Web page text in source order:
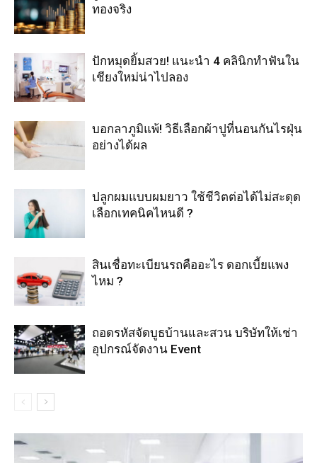
ทองจริง
ปักหมุดยิ้มสวย! แนะนำ 4 คลินิกทำฟันใน
เชียงใหม่น่าไปลอง
บอกลาภูมิแพ้! วิธีเลือกผ้าปูที่นอนกันไรฝุ่น
อย่างได้ผล
ปลูกผมแบบผมยาว ใช้ชีวิตต่อได้ไม่สะดุด
เลือกเทคนิคไหนดี ?
สินเชื่อทะเบียนรถคืออะไร ดอกเบี้ยแพง
ไหม ?
ถอดรหัสจัดบูธบ้านและสวน บริษัทให้เช่า
อุปกรณ์จัดงาน Event